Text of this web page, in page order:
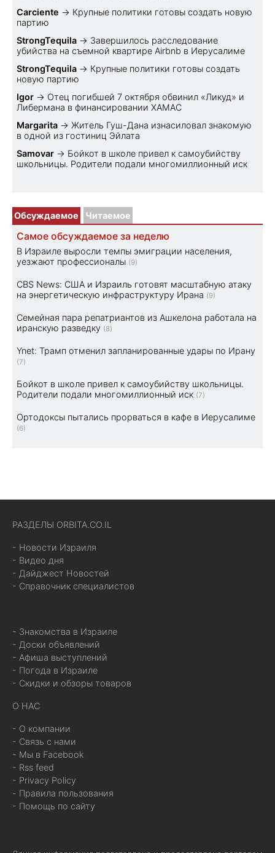
Carciente → Крупные политики готовы создать новую
партию
StrongTequila → Завершилось расследование
убийства на съемной квартире Airbnb в Иерусалиме
StrongTequila → Крупные политики готовы создать
новую партию
Igor → Отец погибшей 7 октября обвинил «Ликуд» и
Либермана в финансировании ХАМАС
Margarita → Житель Гуш-Дана изнасиловал знакомую
в одной из гостиниц Эйлата
Samovar → Бойкот в школе привел к самоубийству
школьницы. Родители подали многомиллионный иск
Обсуждаемое Читаемое
Самое обсуждаемое за неделю
В Израиле выросли темпы эмиграции населения,
уезжают профессионалы (9)
CBS News: США и Израиль готовят масштабную атаку
на энергетическую инфраструктуру Ирана (9)
Семейная пара репатриантов из Ашкелона работала на
иранскую разведку (8)
Ynet: Трамп отменил запланированные удары по Ирану
(7)
Бойкот в школе привел к самоубийству школьницы.
Родители подали многомиллионный иск (7)
Ортодоксы пытались прорваться в кафе в Иерусалиме
(6)
РАЗДЕЛЫ ORBITA.CO.IL
- Новости Израиля
- Видео дня
- Дайджест Новостей
- Справочник специалистов
- Знакомства в Израиле
- Доски объявлений
- Афиша выступлений
- Погода в Израиле
- Скидки и обзоры товаров
О НАС
- О компании
- Связь с нами
- Мы в Facebook
- Rss feed
- Privacy Policy
- Правила пользования
- Помощь по сайту